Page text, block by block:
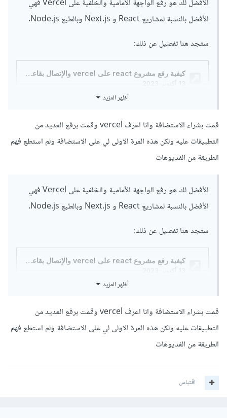
الأفضل لك هو رفع الواجهة الأمامية والخلفية على Vercel فهي
الأفضل بالنسبة لمشاريع React و Next.js وبالطبع Node.js.
ستجد هنا تفصيل عن ذلك:
وللتفصيل أكثر خصوصًا أنها المرة الأولى لك، ستحتاج إلى توضيح
بالفيديو ابحث على اليوتيوب عن " رفع مشروع next.js على
أظهر المزيد
قمت بشراء الاستضافة وانا اعرف vercel وقمت برفع العديد من
التطبيقات عليه ولكن هذه المرة الاولى لي على الاستضافة ولم استطع فهم
الطريقة من الفديوهات
الأفضل لك هو رفع الواجهة الأمامية والخلفية على Vercel فهي
الأفضل بالنسبة لمشاريع React و Next.js وبالطبع Node.js.
ستجد هنا تفصيل عن ذلك:
أظهر المزيد
قمت بشراء الاستضافة وانا اعرف vercel وقمت برفع العديد من
التطبيقات عليه ولكن هذه المرة الاولى لي على الاستضافة ولم استطع فهم
الطريقة من الفديوهات
اقتباس